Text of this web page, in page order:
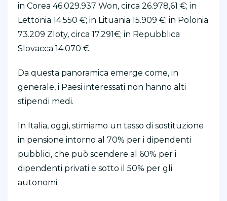
in Corea 46.029.937 Won, circa 26.978,61 €; in
Lettonia 14.550 €; in Lituania 15.909 €; in Polonia
73.209 Zloty, circa 17.291€; in Repubblica
Slovacca 14.070 €.
Da questa panoramica emerge come, in
generale, i Paesi interessati non hanno alti
stipendi medi.
In Italia, oggi, stimiamo un tasso di sostituzione
in pensione intorno al 70% per i dipendenti
pubblici, che può scendere al 60% per i
dipendenti privati e sotto il 50% per gli
autonomi.